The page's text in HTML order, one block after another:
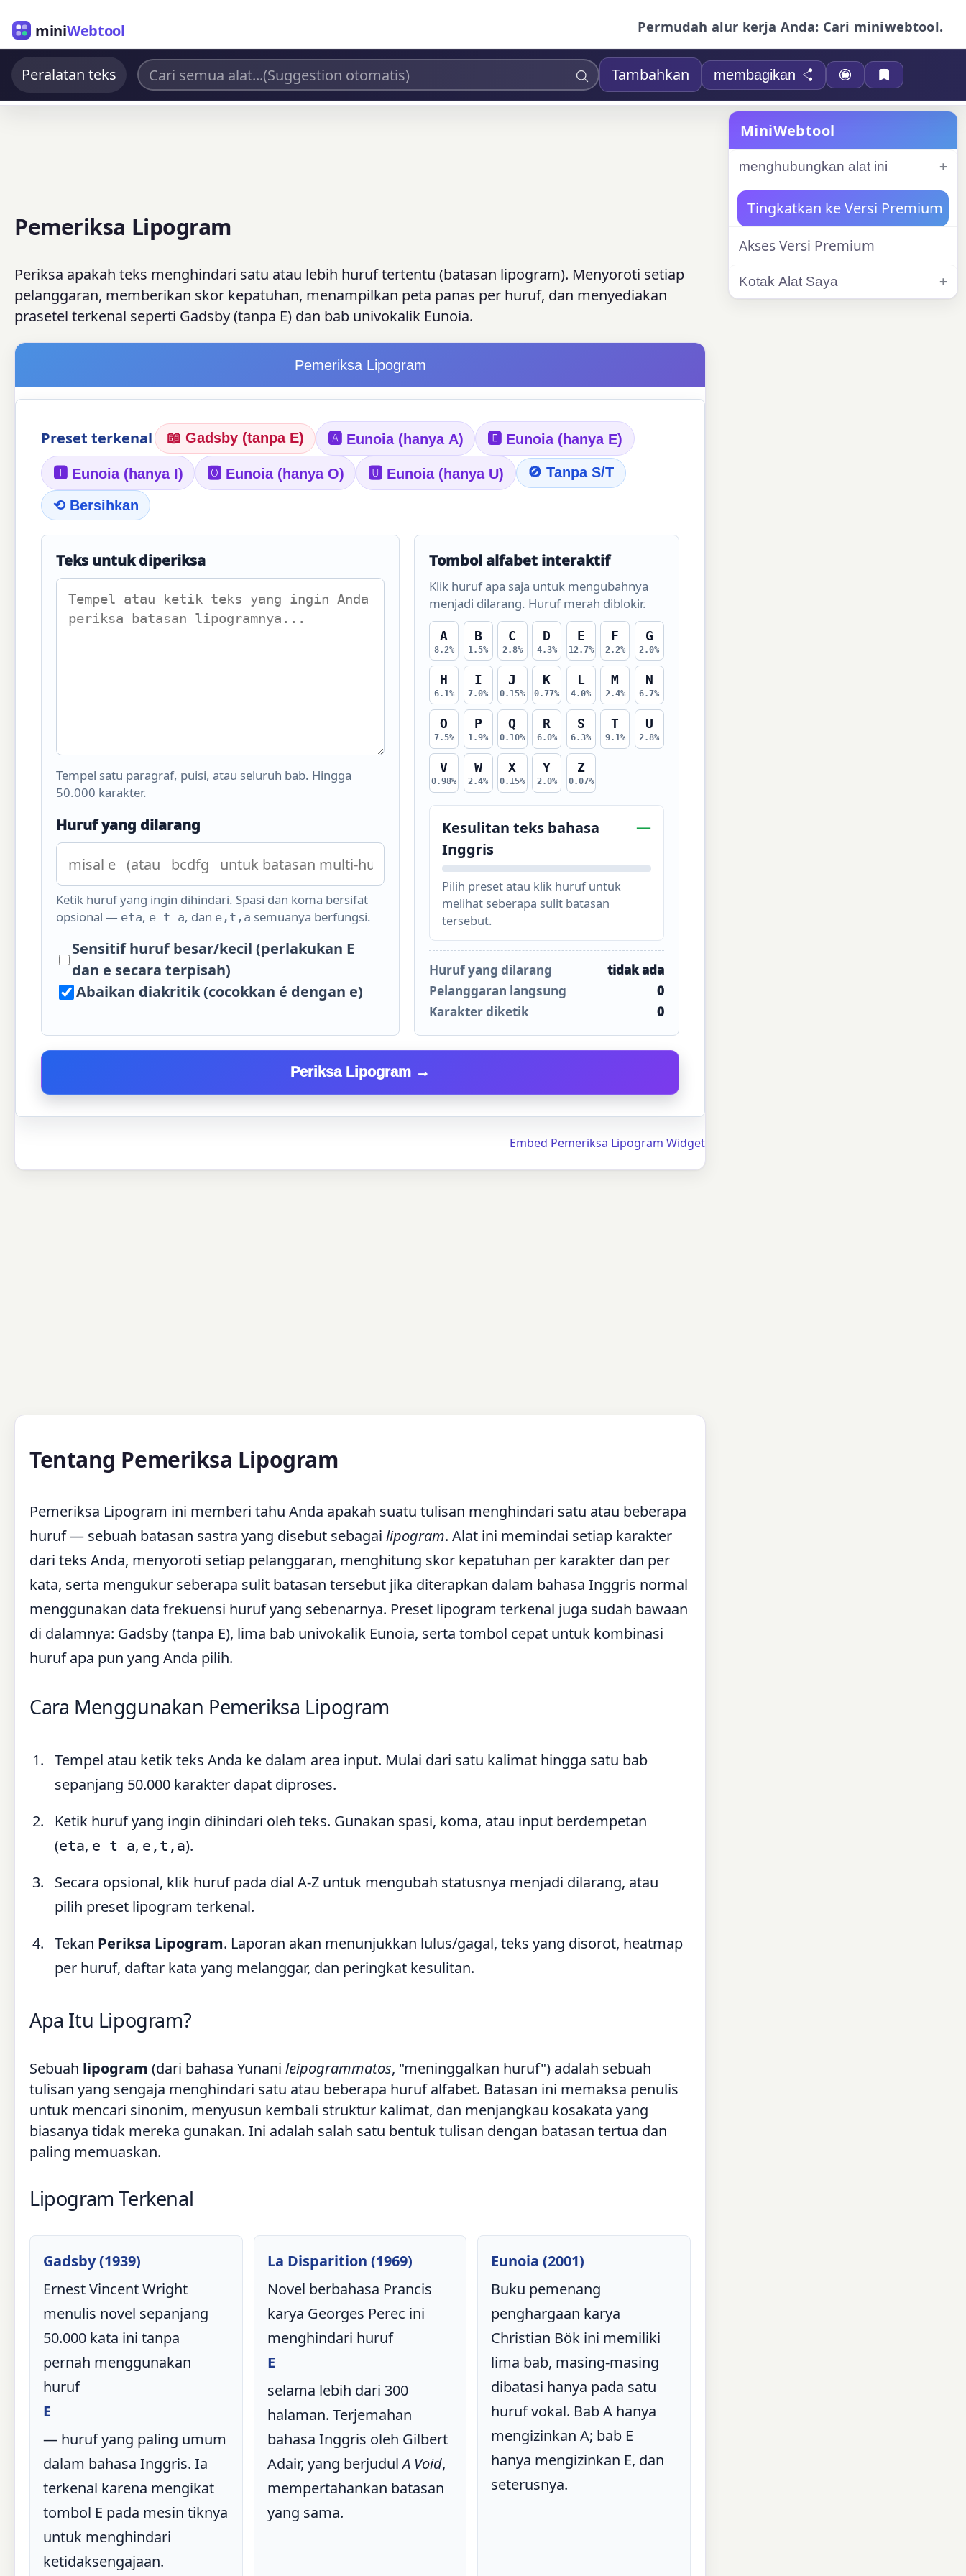
miniWebtool Permudah alur kerja Anda: Cari miniwebtool.
Peralatan teks Tambahkan membagikan
Pemeriksa Lipogram
Periksa apakah teks menghindari satu atau lebih huruf tertentu (batasan lipogram). Menyoroti setiap
pelanggaran, memberikan skor kepatuhan, menampilkan peta panas per huruf, dan menyediakan
prasetel terkenal seperti Gadsby (tanpa E) dan bab univokalik Eunoia.
Pemeriksa Lipogram
Preset terkenal 📖 Gadsby (tanpa E) 🅰 Eunoia (hanya A) 🅴 Eunoia (hanya E)
🅸 Eunoia (hanya I) 🅾 Eunoia (hanya O) 🆄 Eunoia (hanya U) 🚫 Tanpa S/T
⟲ Bersihkan
Teks untuk diperiksa
Tempel satu paragraf, puisi, atau seluruh bab. Hingga
50.000 karakter.
Huruf yang dilarang
Ketik huruf yang ingin dihindari. Spasi dan koma bersifat
opsional — eta, e t a, dan e,t,a semuanya berfungsi.
Sensitif huruf besar/kecil (perlakukan E
dan e secara terpisah)
Abaikan diakritik (cocokkan é dengan e)
Tombol alfabet interaktif
Klik huruf apa saja untuk mengubahnya
menjadi dilarang. Huruf merah diblokir.
A
8.2%
B
1.5%
C
2.8%
D
4.3%
E
12.7%
F
2.2%
G
2.0%
H
6.1%
I
7.0%
J
0.15%
K
0.77%
L
4.0%
M
2.4%
N
6.7%
O
7.5%
P
1.9%
Q
0.10%
R
6.0%
S
6.3%
T
9.1%
U
2.8%
V
0.98%
W
2.4%
X
0.15%
Y
2.0%
Z
0.07%
Kesulitan teks bahasa
Inggris
—
Pilih preset atau klik huruf untuk
melihat seberapa sulit batasan
tersebut.
Huruf yang dilarang
tidak ada
Pelanggaran langsung
0
Karakter diketik
0
Periksa Lipogram →
Embed Pemeriksa Lipogram Widget
Tentang Pemeriksa Lipogram
Pemeriksa Lipogram ini memberi tahu Anda apakah suatu tulisan menghindari satu atau beberapa
huruf — sebuah batasan sastra yang disebut sebagai lipogram. Alat ini memindai setiap karakter
dari teks Anda, menyoroti setiap pelanggaran, menghitung skor kepatuhan per karakter dan per
kata, serta mengukur seberapa sulit batasan tersebut jika diterapkan dalam bahasa Inggris normal
menggunakan data frekuensi huruf yang sebenarnya. Preset lipogram terkenal juga sudah bawaan
di dalamnya: Gadsby (tanpa E), lima bab univokalik Eunoia, serta tombol cepat untuk kombinasi
huruf apa pun yang Anda pilih.
Cara Menggunakan Pemeriksa Lipogram
Tempel atau ketik teks Anda ke dalam area input. Mulai dari satu kalimat hingga satu bab
sepanjang 50.000 karakter dapat diproses.
Ketik huruf yang ingin dihindari oleh teks. Gunakan spasi, koma, atau input berdempetan
(eta, e t a, e,t,a).
Secara opsional, klik huruf pada dial A-Z untuk mengubah statusnya menjadi dilarang, atau
pilih preset lipogram terkenal.
Tekan Periksa Lipogram. Laporan akan menunjukkan lulus/gagal, teks yang disorot, heatmap
per huruf, daftar kata yang melanggar, dan peringkat kesulitan.
Apa Itu Lipogram?
Sebuah lipogram (dari bahasa Yunani leipogrammatos, "meninggalkan huruf") adalah sebuah
tulisan yang sengaja menghindari satu atau beberapa huruf alfabet. Batasan ini memaksa penulis
untuk mencari sinonim, menyusun kembali struktur kalimat, dan menjangkau kosakata yang
biasanya tidak mereka gunakan. Ini adalah salah satu bentuk tulisan dengan batasan tertua dan
paling memuaskan.
Lipogram Terkenal
Gadsby (1939)
Ernest Vincent Wright
menulis novel sepanjang
50.000 kata ini tanpa
pernah menggunakan
huruf
E
— huruf yang paling umum
dalam bahasa Inggris. Ia
terkenal karena mengikat
tombol E pada mesin tiknya
untuk menghindari
ketidaksengajaan.
La Disparition (1969)
Novel berbahasa Prancis
karya Georges Perec ini
menghindari huruf
E
selama lebih dari 300
halaman. Terjemahan
bahasa Inggris oleh Gilbert
Adair, yang berjudulA Void,
mempertahankan batasan
yang sama.
Eunoia (2001)
Buku pemenang
penghargaan karya
Christian Bök ini memiliki
lima bab, masing-masing
dibatasi hanya pada satu
huruf vokal. Bab A hanya
mengizinkan A; bab E
hanya mengizinkan E, dan
seterusnya.
MiniWebtool
menghubungkan alat ini
Tingkatkan ke Versi Premium
Akses Versi Premium
Kotak Alat Saya